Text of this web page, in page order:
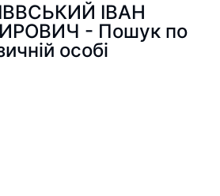
ІВАН
- Пошук по
особі